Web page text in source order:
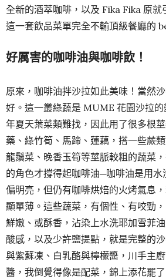
全新的酒萃咖啡，以及 Fika Fika 原就
這一套飲品菜單完全不輸頂級餐廳的
好厲害的咖啡油與咖啡飲！
原來，咖啡油拌沙拉如此美味！當然
好。這一叢綠蔬是 MUME 花園沙拉
年夏天葉菜類難找，因此用了很多根
藥、綠竹筍、馬蹄、蓮藕，搭一些蕨
龍鬚菜、晚香玉筍等莖脈較粗的蔬菜
的角色才撐得起咖啡油─咖啡油是用
偏明亮，但仍有咖啡烘焙的火烤氣息
顯單薄。這些蔬菜，有個性、有咬勁
鮮嫩、或酥香，沾染上水洗耶加雪菲
酸感，以及少許鹽提點，就是完整的
與紫蘇凍、白乳酪與檸檬醬，川手主
醬，我倒覺得像是配菜，錦上添花罷了